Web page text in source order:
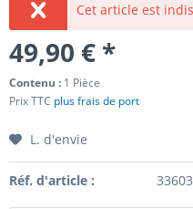
Cet article est
49,90 € *
Contenu : 1 Pièce
Prix TTC plus frais de port
L. d'envie
Réf. d'article :